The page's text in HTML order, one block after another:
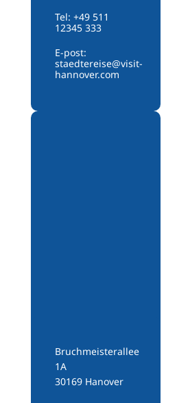
Tel: +49 511
12345 333
E-post:
staedtereise@visit-
hannover.com
Bruchmeisterallee
1A
30169 Hanover